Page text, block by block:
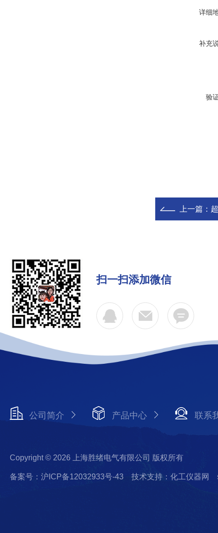
详细
补充
验
上一篇：
扫一扫添加微信
公司简介 产品中心 联系
Copyright © 2026 上海胜绪电气有限公司 版权所有
备案号：沪ICP备12032933号-43 技术支持：化工仪器网